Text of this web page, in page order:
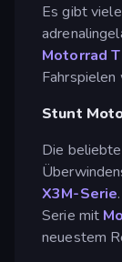
Es gibt
Motorrad
Fahrspielen
Stunt
Die
X3M-Serie
Serie mit
neuestem